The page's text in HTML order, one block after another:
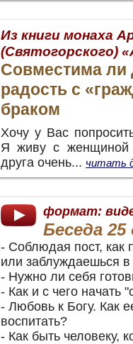
Из книги монаха
(Святогорского)
Совместима ли
радость с
браком
Хочу у Вас
Я живу с женщиной
друга очень... читать
формат:
Беседа 25
- Соблюдая пост, как
или заблуждаешься в
- Нужно ли себя
- Как и с чего начать
- Любовь к Богу. Как
воспитать?
- Как быть человеку,